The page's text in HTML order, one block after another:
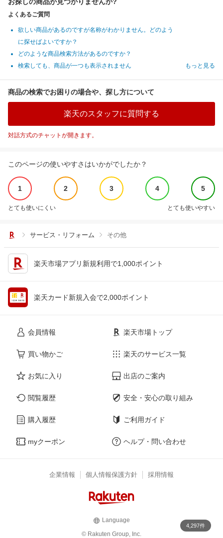
お探しの商品が見つかりませんか?
よくあるご質問
欲しい商品があるのですが名称がわかりません。どのよう
に探せばよいですか？
どのような商品検索方法があるのですか？
検索しても、商品が一つも表示されません
もっと見る
商品の検索でお困りの場合や、探し方について
楽天のスタッフに質問する
対話方式のチャットが開きます。
このページの使いやすさはいかがでしたか？
1 2 3 4 5
とても使いにくい とても使いやすい
サービス・リフォーム その他
楽天市場アプリ新規利用で1,000ポイント
楽天カード新規入会で2,000ポイント
会員情報
買い物かご
お気に入り
閲覧履歴
購入履歴
myクーポン
楽天市場トップ
楽天のサービス一覧
出店のご案内
安全・安心の取り組み
ご利用ガイド
ヘルプ・問い合わせ
企業情報 個人情報保護方針 採用情報
Language
© Rakuten Group, Inc.
4,297件